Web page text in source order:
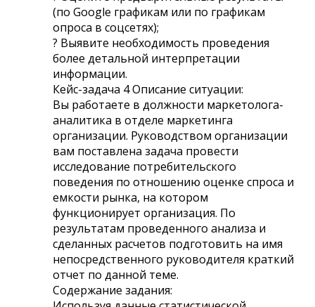
(по Google графикам или по графикам
опроса в соцсетях);
? Выявите необходимость проведения
более детальной интерпретации
информации.
Кейс-задача 4 Описание ситуации:
Вы работаете в должности маркетолога-
аналитика в отделе маркетинга
организации. Руководством организации
вам поставлена задача провести
исследование потребительского
поведения по отношению оценке спроса и
емкости рынка, на котором
функционирует организация. По
результатам проведенного анализа и
сделанных расчетов подготовить на имя
непосредственного руководителя краткий
отчет по данной теме.
Содержание задания: